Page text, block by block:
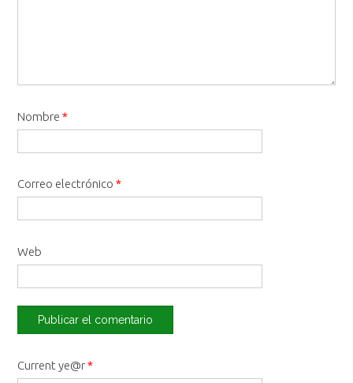
Nombre *
Correo electrónico *
Web
Current ye@r*